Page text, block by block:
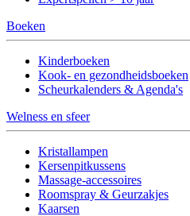
Boeken
Kinderboeken
Kook- en gezondheidsboeken
Scheurkalenders & Agenda's
Welness en sfeer
Kristallampen
Kersenpitkussens
Massage-accessoires
Roomspray & Geurzakjes
Kaarsen